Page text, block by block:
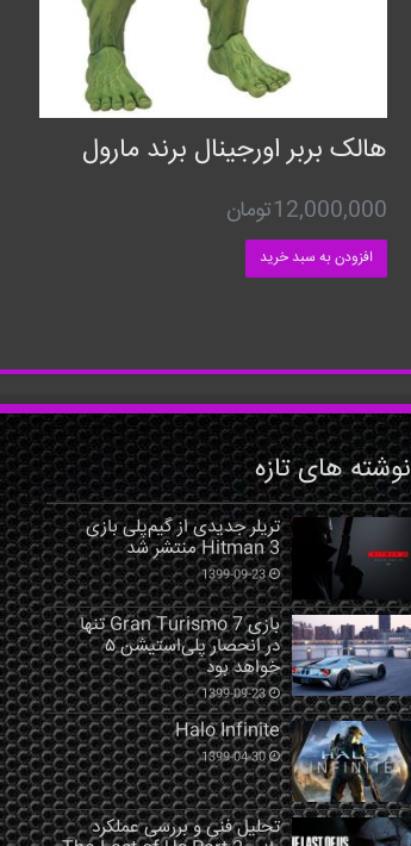
هالک بربر اورجینال برند مارول
12,000,000تومان
افزودن به سبد خرید
نوشته های تازه
تریلر جدیدی از گیم‌پلی بازی
Hitman 3 منتشر شد
1399-09-23
بازی Gran Turismo 7 تنها
در انحصار پلی‌استیشن ۵
خواهد بود
1399-09-23
Halo Infinite
1399-04-30
تحلیل فنی و بررسی عملکرد